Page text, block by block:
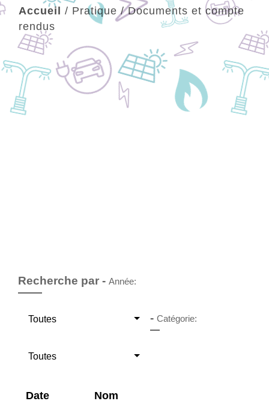
Accueil / Pratique /Documents et compte
rendus
Recherche par - Année:
Toutes - Catégorie:
Toutes
Date Nom